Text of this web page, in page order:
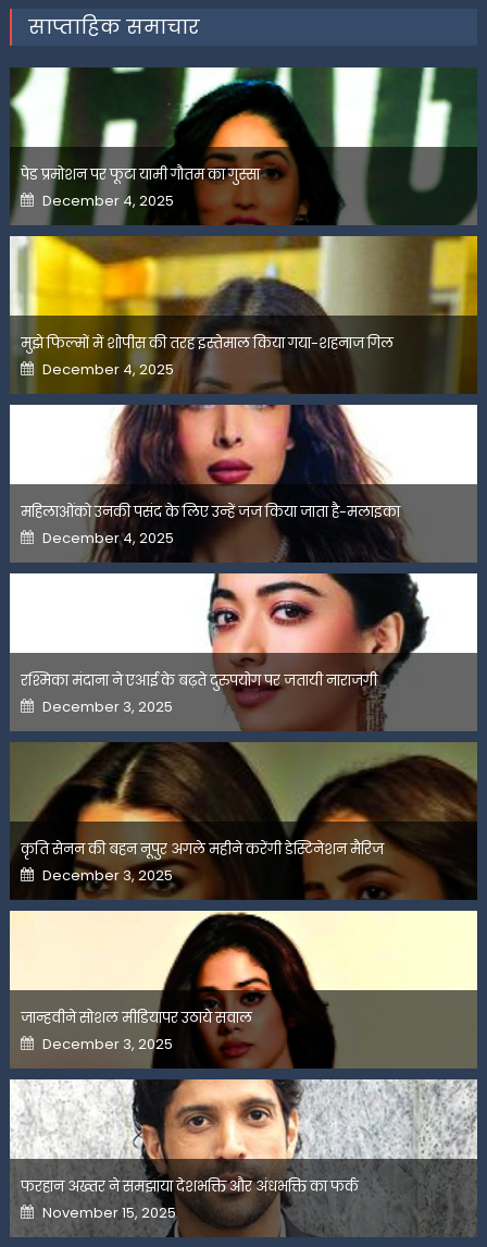
साप्ताहिक समाचार
पेड प्रमोशन पर फूटा यामी गौतम का गुस्सा
Posted
on
December 4, 2025
मुझे फिल्मों में शोपीस की तरह इस्तेमाल किया गया-शहनाज गिल
Posted
on
December 4, 2025
महिलाओंको उनकी पसंद के लिए उन्हें जज किया जाता है-मलाइका
Posted
on
December 4, 2025
रश्मिका मंदाना ने एआई के बढ़ते दुरुपयोग पर जतायी नाराजगी
Posted
on
December 3, 2025
कृति सेनन की बहन नूपुर अगले महीने करेंगी डेस्टिनेशन मैरिज
Posted
on
December 3, 2025
जान्हवीने सोशल मीडियापर उठाये सवाल
Posted
on
December 3, 2025
फरहान अख्तर ने समझाया देशभक्ति और अंधभक्ति का फर्क
Posted
on
November 15, 2025